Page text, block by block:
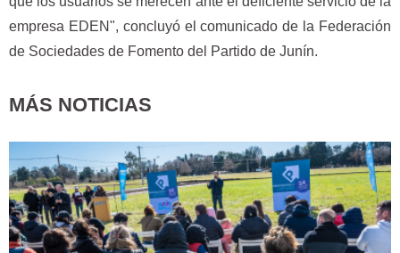
empresa EDEN", concluyó el comunicado de la Federación
de Sociedades de Fomento del Partido de Junín.
MÁS NOTICIAS